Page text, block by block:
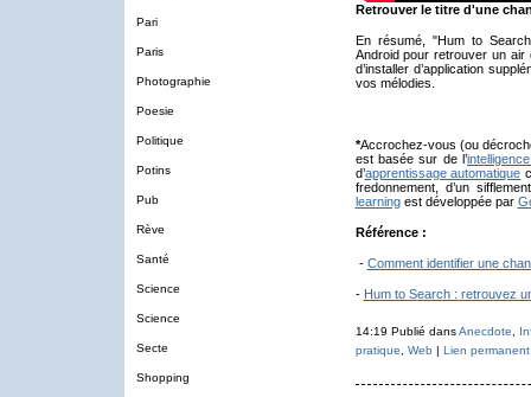
Pari
Paris
Photographie
Poesie
Politique
Potins
Pub
Rève
Santé
Science
Science
Secte
Shopping
Retrouver le titre d'une
En résumé, "Hum to
Android pour retrouver un air
d’installer d’application
vos mélodies.
*Accrochez-vous (ou
est basée sur de l’
d’apprentissage automatique
fredonnement, d’un
learningest développée par
Référence :
- Comment identifier une
- Hum to Search : retrouvez
14:19 Publié dansAnecdote
pratique
Web | Lien permanent